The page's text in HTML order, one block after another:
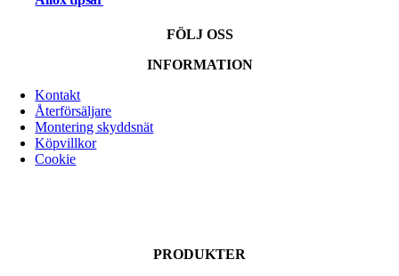
FÖLJ OSS
INFORMATION
Kontakt
Återförsäljare
Montering skyddsnät
Köpvillkor
Cookie
PRODUKTER